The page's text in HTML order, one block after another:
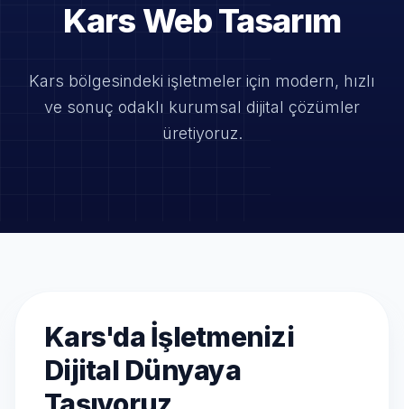
Kars Web Tasarım
Kars bölgesindeki işletmeler için modern, hızlı
ve sonuç odaklı kurumsal dijital çözümler
üretiyoruz.
Kars'da İşletmenizi
Dijital Dünyaya